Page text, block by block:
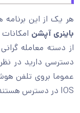
هر یک از این
باینری آپشن
از دسته معامله
دسترسی دارید در
عموما بروی تلفن
IOS در دسترس هستند.